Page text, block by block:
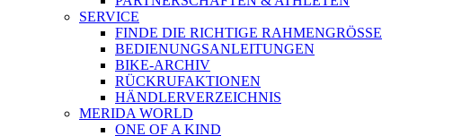
SERVICE
FINDE DIE RICHTIGE RAHMENGRÖSSE
BEDIENUNGSANLEITUNGEN
BIKE-ARCHIV
RÜCKRUFAKTIONEN
HÄNDLERVERZEICHNIS
MERIDA WORLD
ONE OF A KIND